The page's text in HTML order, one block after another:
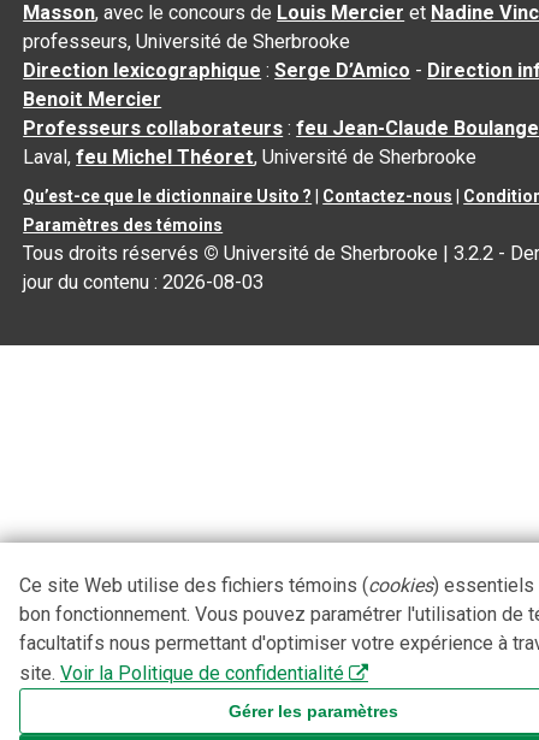
Masson, avec le concours de Louis Mercier et Nadine
professeurs, Université de Sherbrooke
Direction lexicographique :Serge D’Amico - Direction
Benoit Mercier
Professeurs collaborateurs :feu Jean-Claude
Laval,feu Michel Théoret, Université de Sherbrooke
Qu’est-ce que le dictionnaire Usito ? Contactez-nous
Paramètres des témoins
Tous droits réservés © Université de Sherbrooke |3.2.2 -
jour du contenu :2026-08-03
Ce site Web utilise des fichiers témoins (cookies) essentiels
bon fonctionnement. Vous pouvez paramétrer l'utilisation de
facultatifs nous permettant d'optimiser votre expérience à
site. Voir la Politique de confidentialité
Gérer les paramètres